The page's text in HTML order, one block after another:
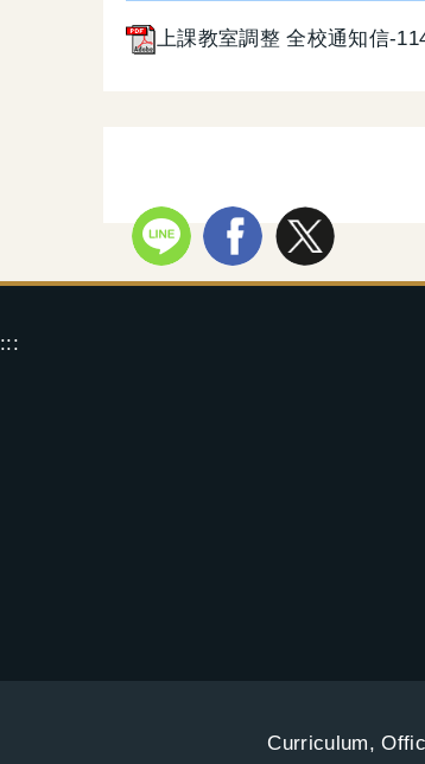
上課教室調整 全校通知信-
:::
Curriculum,